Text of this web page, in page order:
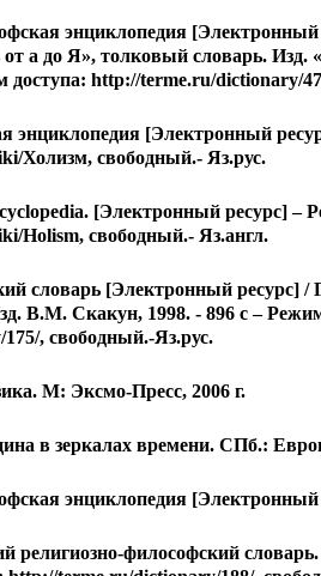
энциклопедия
от а до Я», толковый словарь. Изд.
http://terme.ru/dictionary/
энциклопедия [Электронный
Холизм, свободный.- Яз.рус.
[Электронный ресурс] –
Holism, свободный.- Яз.англ.
словарь [Электронный ресурс] /
В.М. Скакун, 1998. - 896 с –
, свободный.-Яз.рус.
М: Эксмо-Пресс, 2006 г.
в зеркалах времени. СПб.:
энциклопедия [Электронный
религиозно-философский